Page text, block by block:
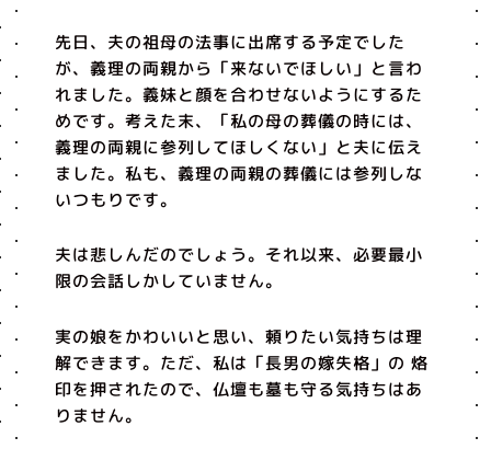
先日、夫の祖母の法事に出席する予定でした
が、義理の両親から「来ないでほしい」と言わ
れました。義妹と顔を合わせないようにするた
めです。考えた末、「私の母の葬儀の時には、
義理の両親に参列してほしくない」と夫に伝え
ました。私も、義理の両親の葬儀には参列しな
いつもりです。
夫は悲しんだのでしょう。それ以来、必要最小
限の会話しかしていません。
実の娘をかわいいと思い、頼りたい気持ちは理
解できます。ただ、私は「長男の嫁失格」の 烙
印を押されたので、仏壇も墓も守る気持ちはあ
りません。